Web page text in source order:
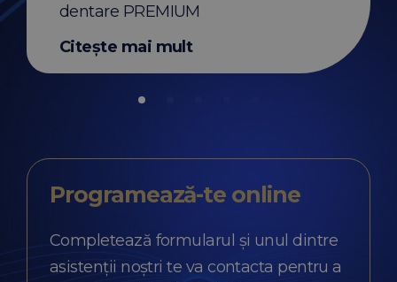
dentare PREMIUM
Citește mai mult
Programează-te online
Completează formularul și unul dintre
asistenții noștri te va contacta pentru a